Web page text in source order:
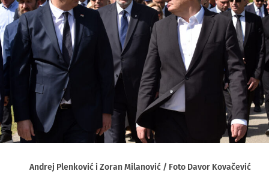
Andrej Plenković i Zoran Milanović / Foto Davor Kovačević